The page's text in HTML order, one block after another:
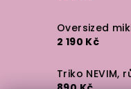
Oversized
2 190 Kč
Triko NEVIM,